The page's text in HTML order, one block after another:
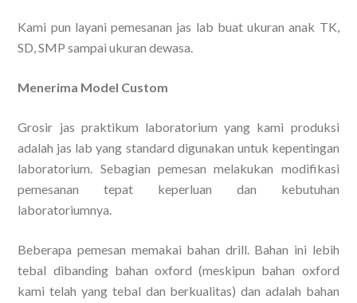
Kami pun layani pemesanan jas lab buat ukuran anak TK,
SD, SMP sampai ukuran dewasa.
Menerima Model Custom
Grosir jas praktikum laboratorium yang kami produksi
adalah jas lab yang standard digunakan untuk kepentingan
laboratorium. Sebagian pemesan melakukan modifikasi
pemesanan tepat keperluan dan kebutuhan
laboratoriumnya.
Beberapa pemesan memakai bahan drill. Bahan ini lebih
tebal dibanding bahan oxford (meskipun bahan oxford
kami telah yang tebal dan berkualitas) dan adalah bahan